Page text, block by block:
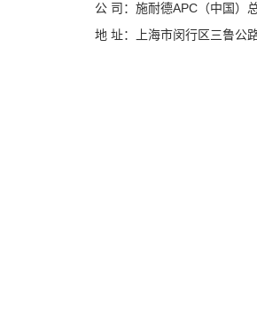
公 司：施耐德APC（中国）
地 址：上海市闵行区三鲁公